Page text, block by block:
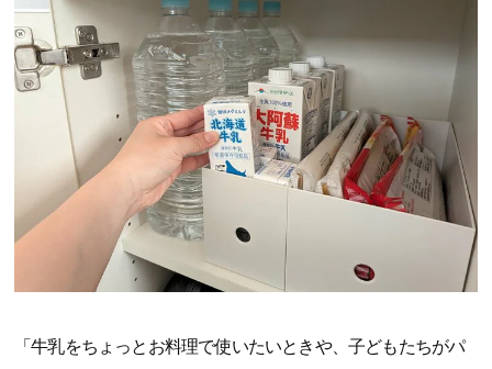
「牛乳をちょっとお料理で使いたいときや、子どもたちがパ